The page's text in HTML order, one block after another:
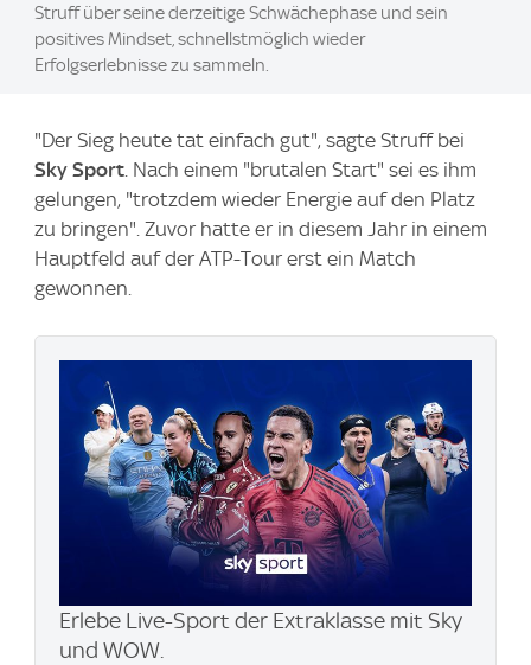
Struff über seine derzeitige Schwächephase und sein
positives Mindset, schnellstmöglich wieder
Erfolgserlebnisse zu sammeln.
"Der Sieg heute tat einfach gut", sagte Struff bei
Sky Sport. Nach einem "brutalen Start" sei es ihm
gelungen, "trotzdem wieder Energie auf den Platz
zu bringen". Zuvor hatte er in diesem Jahr in einem
Hauptfeld auf der ATP-Tour erst ein Match
gewonnen.
Erlebe Live-Sport der Extraklasse mit Sky
und WOW.